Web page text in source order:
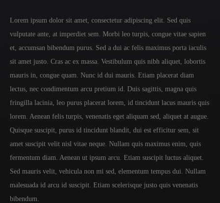
Lorem ipsum dolor sit amet, consectetur adipiscing elit. Sed quis
vulputate ante, at imperdiet sem. Morbi leo turpis, congue vitae sapien
et, accumsan bibendum purus. Sed a dui ac felis maximus porta iaculis
sit amet justo. Cras ac ex massa. Vestibulum quis nibh aliquet, lobortis
mauris in, congue quam. Nunc id dui mauris. Etiam placerat diam
lectus, nec condimentum arcu pretium id. Duis sagittis, magna quis
fringilla lacinia, leo purus placerat lorem, id tincidunt lacus mauris quis
lorem. Aenean felis turpis, venenatis eget aliquam sed, aliquet at augue.
Quisque suscipit, purus id tincidunt blandit, dui est efficitur sem, sit
amet suscipit velit nisl vitae neque. Nullam quis maximus enim, quis
fermentum diam. Aenean ut ipsum arcu. Etiam suscipit luctus aliquet.
Sed mauris velit, vehicula non mi sed, elementum tempus dui. Nullam
malesuada id arcu id suscipit. Etiam scelerisque justo quis venenatis
bibendum.